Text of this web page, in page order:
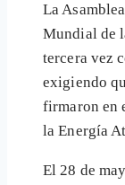
La
Mundial de
tercera vez
exigiendo
firmaron en
la Energía
El 28 de